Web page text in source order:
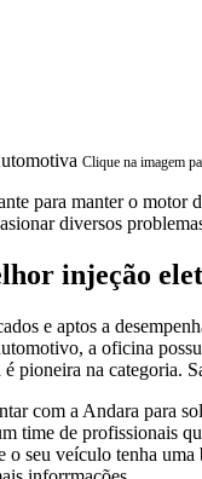
Clique na imagem
para manter o
diversos
injeção
e aptos a
a oficina
pioneira na categoria.
com a Andara para
time de profissionais
seu veículo tenha